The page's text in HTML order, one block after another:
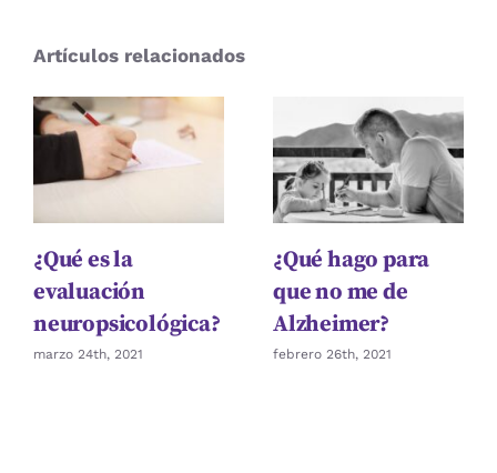
parece
Artículos relacionados
¿Qué es la
evaluación
neuropsicológica?
marzo 24th, 2021
¿Qué hago para
que no me de
Alzheimer?
febrero 26th, 2021